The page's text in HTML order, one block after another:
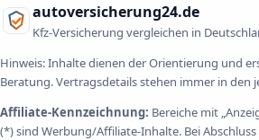
autoversicherung24.de
Kfz-Versicherung vergleichen in
Hinweis: Inhalte dienen der Orientierung und
Beratung. Vertragsdetails stehen immer in den
Affiliate-Kennzeichnung: Bereiche mit
(*) sind Werbung/Affiliate-Inhalte. Bei